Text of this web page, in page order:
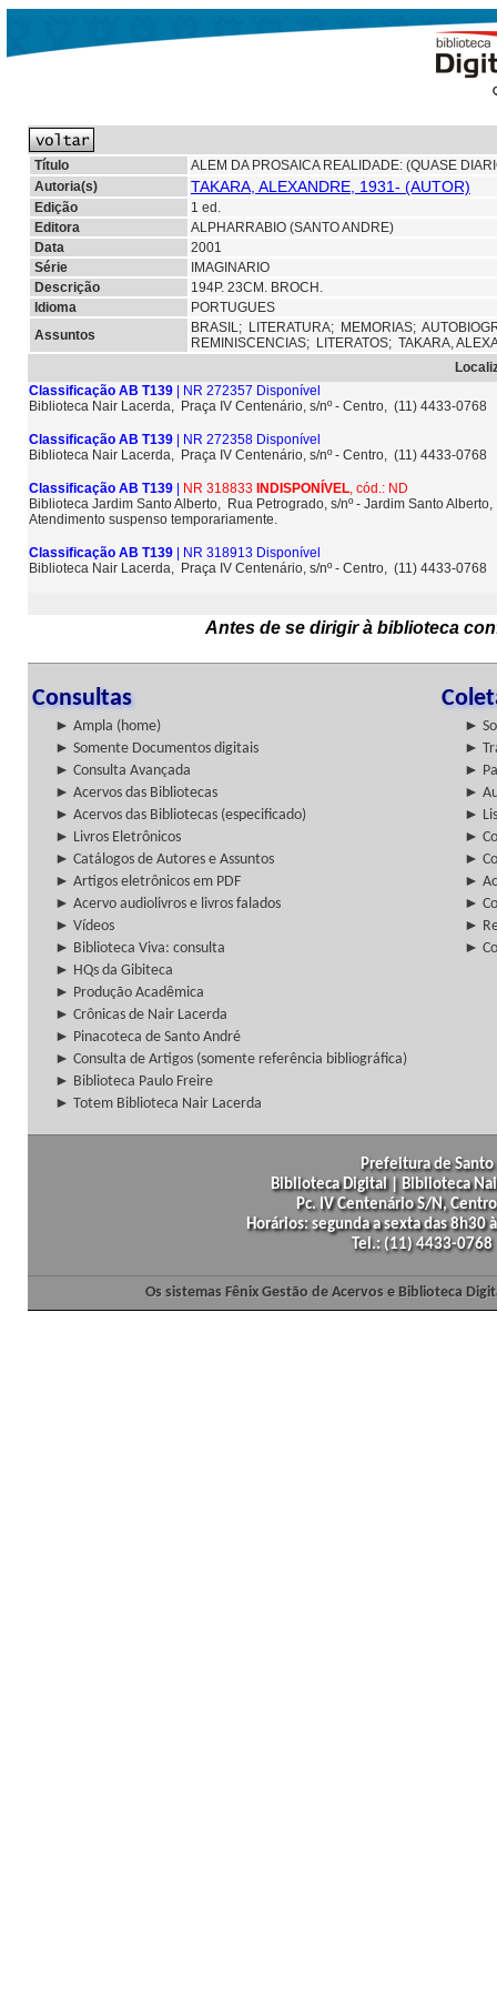
Título
ALEM DA PROSAICA REALIDADE: (QUASE
Autoria(s)
TAKARA, ALEXANDRE, 1931- (AUTOR)
Edição
1 ed.
Editora
ALPHARRABIO (SANTO ANDRE)
Data
2001
Série
IMAGINARIO
Descrição
194P. 23CM. BROCH.
Idioma
PORTUGUES
Assuntos
BRASIL; LITERATURA; MEMORIAS;
REMINISCENCIAS; LITERATOS; TAKARA,
Classificação AB T139 | NR 272357 Disponível
Biblioteca Nair Lacerda, Praça IV Centenário, s/nº - Centro, (11) 4433-0768
Classificação AB T139 | NR 272358 Disponível
Biblioteca Nair Lacerda, Praça IV Centenário, s/nº - Centro, (11) 4433-0768
Classificação AB T139 NR 318833 INDISPONÍVEL, cód.: ND
Biblioteca Jardim Santo Alberto, Rua Petrogrado, s/nº - Jardim Santo
Atendimento suspenso temporariamente.
Classificação AB T139 | NR 318913 Disponível
Biblioteca Nair Lacerda, Praça IV Centenário, s/nº - Centro, (11) 4433-0768
Antes de se dirigir à biblioteca
Consultas
► Ampla (home)
►
► Somente Documentos digitais
►
► Consulta Avançada
►
► Acervos das Bibliotecas
►
► Acervos das Bibliotecas (especificado)
►
► Livros Eletrônicos
►
► Catálogos de Autores e Assuntos
►
► Artigos eletrônicos em PDF
►
► Acervo audiolivros e livros falados
►
► Vídeos
►
► Biblioteca Viva: consulta
►
► HQs da Gibiteca
► Produção Acadêmica
► Crônicas de Nair Lacerda
► Pinacoteca de Santo André
► Consulta de Artigos (somente referência bibliográfica)
► Biblioteca Paulo Freire
► Totem Biblioteca Nair Lacerda
Prefeitura de
Biblioteca Digital | Biblioteca
Pc. IV Centenário S/N,
Horários: segunda a sexta das
Tel.: (11) 4433-
Os sistemas Fênix Gestão de Acervos e Biblioteca